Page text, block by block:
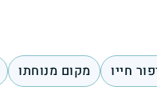
חייו מקום מנוחתו